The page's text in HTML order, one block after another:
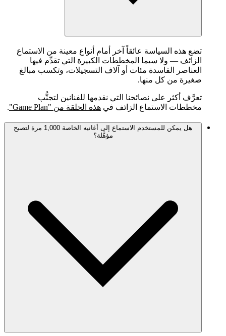
تضع هذه السياسة عائقاً آخر أمام أنواع معينة من الاستماع
الزائف — ولا سيما المخططات الكبيرة التي تقدِّم فيها
العناصر الفاسدة مئات أو آلاف التسجيلات، وتكسب مبالغ
صغيرة من كل منها.
تعرَّف أكثر على نصائحنا التي نقدمها للفنانين لتجنُّب
مخططات الاستماع الزائف في هذه الحلقة من "Game Plan" .
هل يمكن للمستخدم الاستماع إلى أغانيه الخاصة 1,000 مرة لتصبح
مؤهَّلة؟